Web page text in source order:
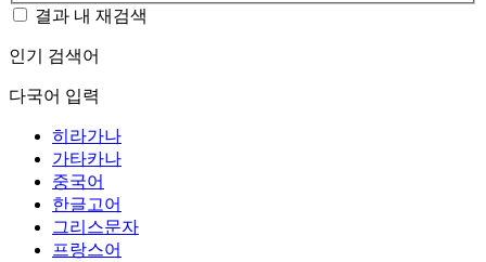
결과 내 재검색
인기 검색어
다국어 입력
히라가나
가타카나
중국어
한글고어
그리스문자
프랑스어